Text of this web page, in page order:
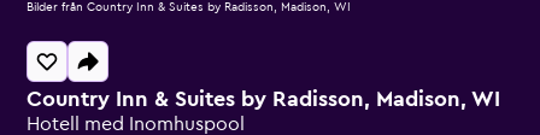
Country Inn & Suites by Radisson, Madison, WI
Hotell med Inomhuspool
Bilder från Country Inn & Suites by Radisson, Madison, WI